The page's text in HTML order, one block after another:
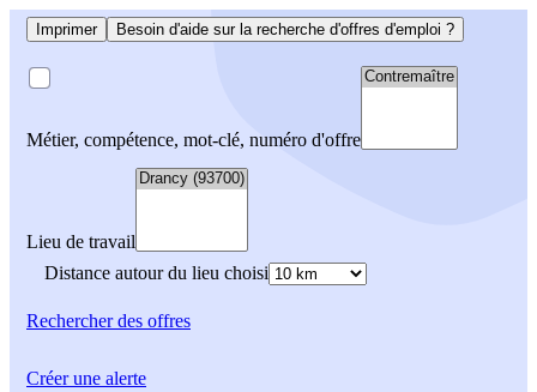
Imprimer Besoin d'aide sur la recherche d'offres d'emploi ?
Métier, compétence, mot-clé, numéro d'offre
Lieu de travail
Distance autour du lieu choisi
Rechercherdes offres
Créer une alerte